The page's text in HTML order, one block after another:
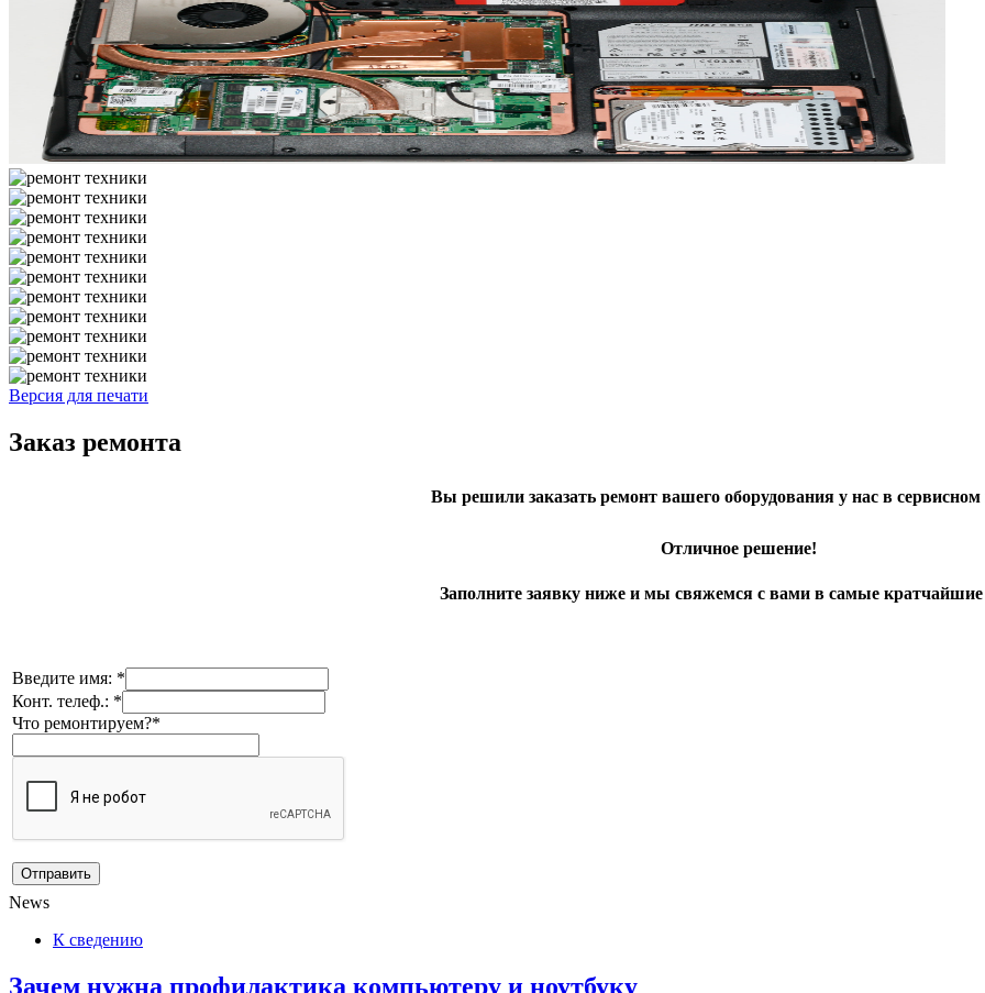
Версия для печати
Заказ ремонта
Вы решили заказать ремонт вашего оборудования у нас в сервисном
Отличное решение!
Заполните заявку ниже и мы свяжемся с вами в самые кратчайшие
Введите имя: *
Конт. телеф.: *
Что ремонтируем?*
News
К сведению
Зачем нужна профилактика компьютеру и ноутбуку